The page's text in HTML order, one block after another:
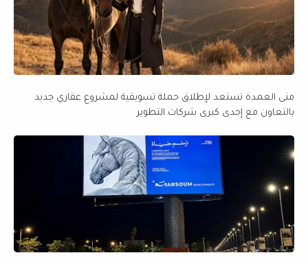
منى العمدة تستعد لإطلاق حملة تسويقية لمشروع عقاري جديد
بالتعاون مع إحدى كبرى شركات التطوير